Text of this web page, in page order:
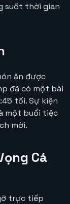
suốt thời gian
ăn được
đã có một bài
tối. Sự kiện
một buổi tiệc
mời.
Cá
trực tiếp